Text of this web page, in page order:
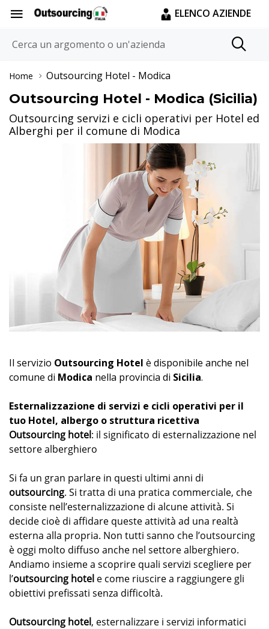
ELENCO AZIENDE
Home Outsourcing Hotel - Modica
Outsourcing Hotel - Modica (Sicilia)
Outsourcing servizi e cicli operativi per Hotel ed
Alberghi per il comune di Modica
Il servizio Outsourcing Hotel è disponibile anche nel
comune di Modica nella provincia di Sicilia.
Esternalizzazione di servizi e cicli operativi per il
tuo Hotel, albergo o struttura ricettiva
Outsourcing hotel: il significato di esternalizzazione nel
settore alberghiero
Si fa un gran parlare in questi ultimi anni di
outsourcing. Si tratta di una pratica commerciale, che
consiste nell’esternalizzazione di alcune attività. Si
decide cioè di affidare queste attività ad una realtà
esterna alla propria. Non tutti sanno che l’outsourcing
è oggi molto diffuso anche nel settore alberghiero.
Andiamo insieme a scoprire quali servizi scegliere per
l’outsourcing hotel e come riuscire a raggiungere gli
obiettivi prefissati senza difficoltà.
Outsourcing hotel, esternalizzare i servizi informatici